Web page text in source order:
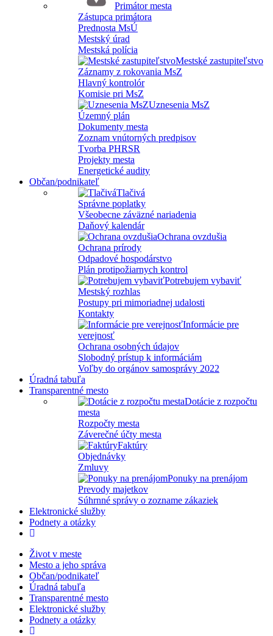
Primátor mesta
Zástupca primátora
Prednosta MsÚ
Mestský úrad
Mestská polícia
Mestské zastupiteľstvo
Záznamy z rokovania MsZ
Hlavný kontrolór
Komisie pri MsZ
Uznesenia MsZ
Územný plán
Dokumenty mesta
Zoznam vnútorných predpisov
Tvorba PHRSR
Projekty mesta
Energetické audity
Občan/podnikateľ
Tlačivá
Správne poplatky
Všeobecne záväzné nariadenia
Daňový kalendár
Ochrana ovzdušia
Ochrana prírody
Odpadové hospodárstvo
Plán protipožiarnych kontrol
Potrebujem vybaviť
Mestský rozhlas
Postupy pri mimoriadnej udalosti
Kontakty
Informácie pre
verejnosť
Ochrana osobných údajov
Slobodný prístup k informáciám
Voľby do orgánov samosprávy 2022
Úradná tabuľa
Transparentné mesto
Dotácie z rozpočtu
mesta
Rozpočty mesta
Záverečné účty mesta
Faktúry
Objednávky
Zmluvy
Ponuky na prenájom
Prevody majetkov
Súhrnné správy o zozname zákaziek
Elektronické služby
Podnety a otázky
Život v meste
Mesto a jeho správa
Občan/podnikateľ
Úradná tabuľa
Transparentné mesto
Elektronické služby
Podnety a otázky